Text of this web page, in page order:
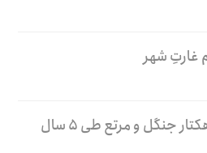
غارتِ شهر